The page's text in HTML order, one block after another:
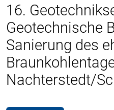
16.
Geotechnische
Sanierung des
Nachterstedt/